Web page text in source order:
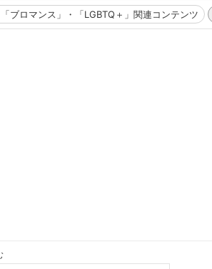
「ブロマンス」・「LGBTQ＋」関連コンテンツ